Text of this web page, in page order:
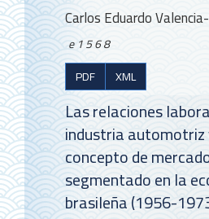
Carlos Eduardo
e1568
PDF
XML
Las relaciones
industria
concepto de
segmentado en la
brasileña (1956-